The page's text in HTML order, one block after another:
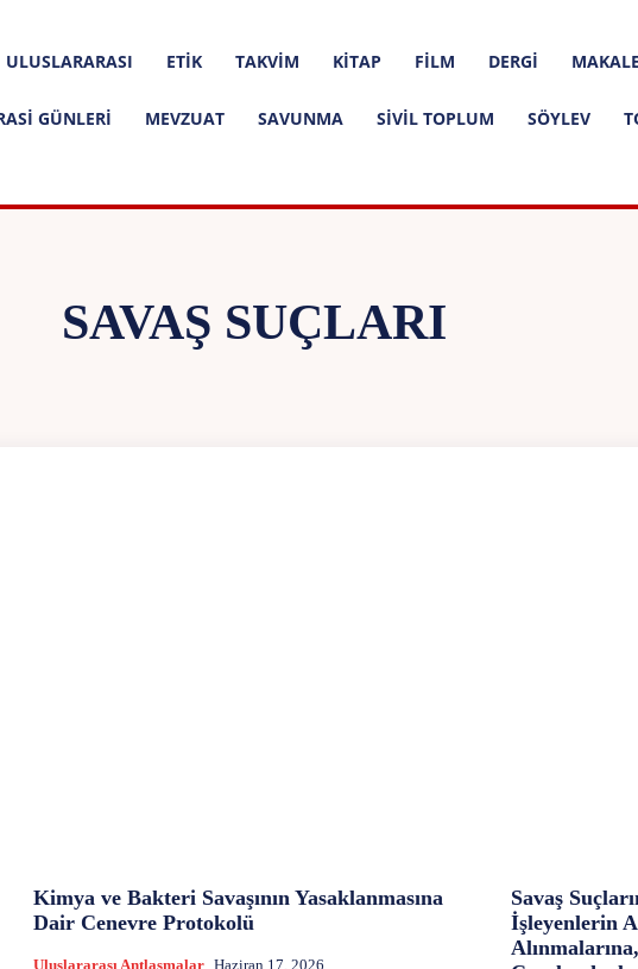
ULUSLARARASI ETIK TAKVIM KITAP FILM DERGI MAKALE
GÜNLERI MEVZUAT SAVUNMA SIVIL TOPLUM SÖYLEV
SAVAŞ SUÇLARI
Kimya ve Bakteri Savaşının Yasaklanmasına
Dair Cenevre Protokolü
Uluslararası Antlaşmalar Haziran 17, 2026
Savaş
İşleyenlerin